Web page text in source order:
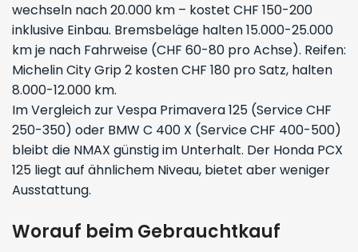
wechseln nach 20.000 km – kostet CHF 150-200
inklusive Einbau. Bremsbeläge halten 15.000-25.000
km je nach Fahrweise (CHF 60-80 pro Achse). Reifen:
Michelin City Grip 2 kosten CHF 180 pro Satz, halten
8.000-12.000 km.
Im Vergleich zur Vespa Primavera 125 (Service CHF
250-350) oder BMW C 400 X (Service CHF 400-500)
bleibt die NMAX günstig im Unterhalt. Der Honda PCX
125 liegt auf ähnlichem Niveau, bietet aber weniger
Ausstattung.
Worauf beim Gebrauchtkauf